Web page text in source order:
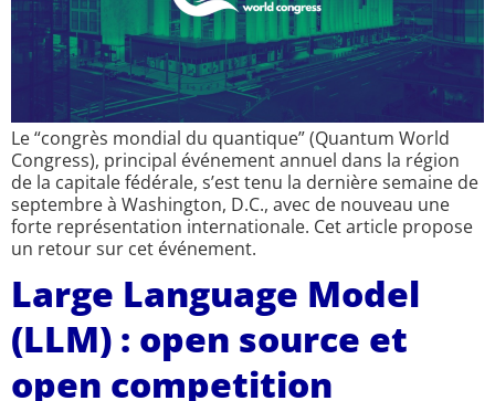
Le “congrès mondial du quantique” (Quantum World
Congress), principal événement annuel dans la région
de la capitale fédérale, s’est tenu la dernière semaine de
septembre à Washington, D.C., avec de nouveau une
forte représentation internationale. Cet article propose
un retour sur cet événement.
Large Language Model
(LLM) : open source et
open competition